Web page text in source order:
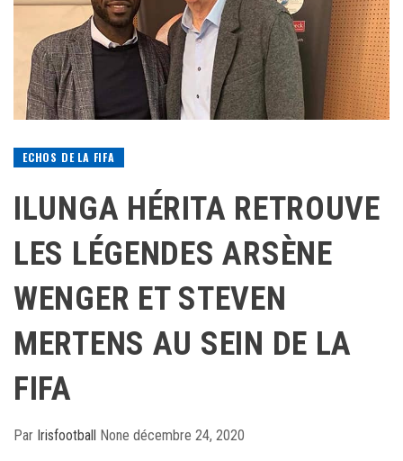
ECHOS DE LA FIFA
ILUNGA HÉRITA RETROUVE
LES LÉGENDES ARSÈNE
WENGER ET STEVEN
MERTENS AU SEIN DE LA
FIFA
Par Irisfootball None décembre 24, 2020